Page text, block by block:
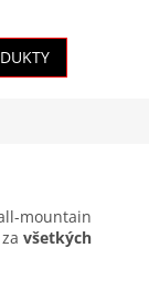
all-mountain
všetkých